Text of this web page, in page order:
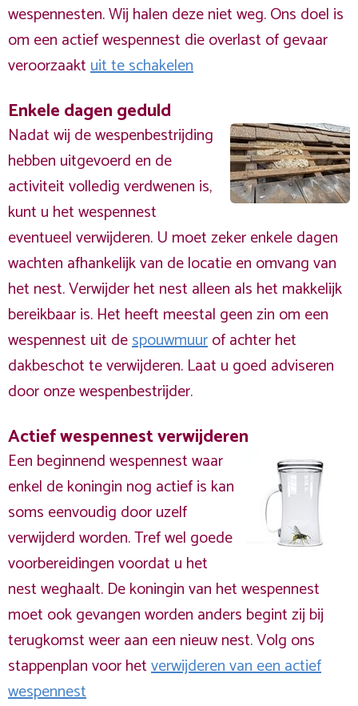
wespennesten. Wij halen deze niet weg. Ons doel is
om een actief wespennest die overlast of gevaar
veroorzaaktuit te schakelen
Enkele dagen geduld
Nadat wij de wespenbestrijding
hebben uitgevoerd en de
activiteit volledig verdwenen is,
kunt u het wespennest
eventueel verwijderen. U moet zeker enkele dagen
wachten afhankelijk van de locatie en omvang van
het nest. Verwijder het nest alleen als het makkelijk
bereikbaar is. Het heeft meestal geen zin om een
wespennest uit despouwmuurof achter het
dakbeschot te verwijderen. Laat u goed adviseren
door onze wespenbestrijder.
Actief wespennest verwijderen
Een beginnend wespennest waar
enkel de koningin nog actief is kan
soms eenvoudig door uzelf
verwijderd worden. Tref wel goede
voorbereidingen voordat u het
nest weghaalt. De koningin van het wespennest
moet ook gevangen worden anders begint zij bij
terugkomst weer aan een nieuw nest. Volg ons
stappenplan voor hetverwijderen van een actief
wespennest